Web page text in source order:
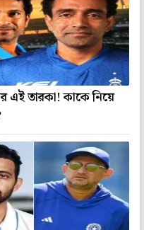
এই তারকা! কাকে নিয়ে